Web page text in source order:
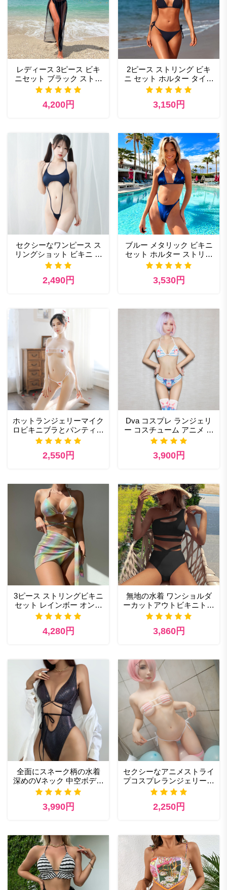
レディース 3ピース ビキ
ニセット ブラック ストラ
ップ 水着 シースルー メッ
プ付き
4,200円
2ピース ストリング ビキ
ニ セット ホルター タイバ
ック トライアングル ビキ
トム セクシー 水着
3,150円
セクシーなワンピース ス
リングショット ビキニ 背
中開き ハイカット 水着 調
着
2,490円
ブルー メタリック ビキニ
セット ホルター ストリン
グ ビキニ トップと G スト
水着
3,530円
ホットランジェリーマイク
ロビキニブラとパンティア
ニメコスプレセット
2,550円
Dva コスプレ ランジェリ
ー コスチューム アニメ マ
イクロビキニ かわいいブ
ックス付き
3,900円
3ピース ストリングビキニ
セット レインボー オンブ
レ 水着 セクシーなホログ
ップシャツ付き
4,280円
無地の水着 ワンショルダ
ーカットアウトビキニトッ
プとハイウエスト水着ボト
3,860円
全面にスネーク柄の水着
深めのVネック 中空ボディ
ス ワンピース モノキニ
3,990円
セクシーなアニメストライ
プコスプレランジェリーか
わいいマイクロビキニセッ
2,250円